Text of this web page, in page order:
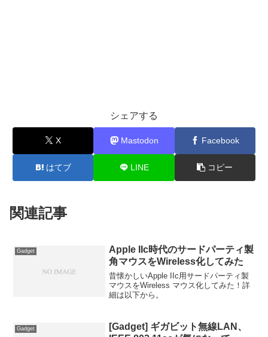
シェアする
X Mastodon Facebook
はてブ LINE コピー
関連記事
Gadget
Apple IIc時代のサードパーティ製
角マウスをWireless化してみた
昔懐かしいApple IIc用サードパーティ製
マウスをWireless マウス化してみた！詳
細は以下から。
Gadget
[Gadget] ギガビット無線LAN、